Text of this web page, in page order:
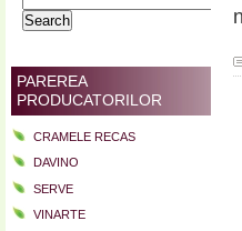
for:
PAREREA
PRODUCATORILOR
CRAMELE RECAS
DAVINO
SERVE
VINARTE